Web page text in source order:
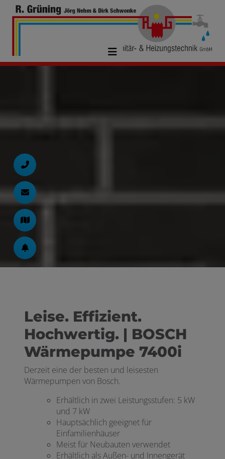
Leise. Effizient.
Hochwertig. | BOSCH
Wärmepumpe 7400i
Derzeit eine der besten und leisesten
Wärmepumpen von Bosch.
Erhältlich in zwei Leistungsstufen: 5 kW
und 7 kW
Hauptsächlich geeignet für
Einfamilienhäuser
Meist für Neubauten verwendet
Erhältlich als Außen- und Innengerät
schließen
öffnen und schließen